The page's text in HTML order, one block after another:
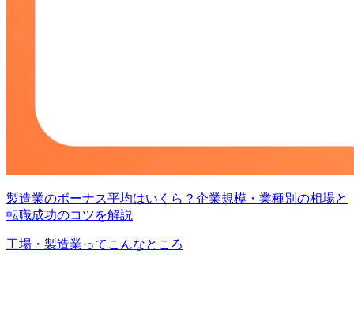
製造業のボーナス平均はいくら？企業規模・業種別の相場と
転職成功のコツを解説
工場・製造業ってこんなところ